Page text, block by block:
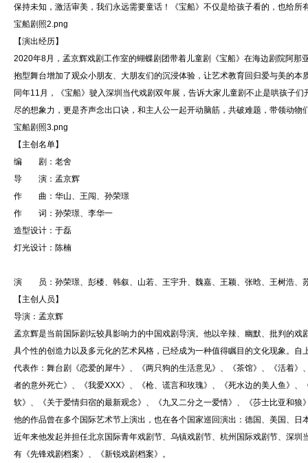
保持未知，激活审美，我们永远需要童话！《宝船》不仅是给孩子看的，也给
宝船剧照2.png
【演出经历】
2020年8月，孟京辉戏剧工作室的蝴蝶剧团带着儿童剧《宝船》在海边剧院阿
抱型舞台增加了观众小朋友、大朋友们的沉浸体验，让艺术教育回归爱与美的本
同年11月，《宝船》驶入深圳当代戏剧双年展，告诉大家儿童剧不止是哄孩子
尽的想象力，更是齐声念出口诀，和主人公一起开动脑筋，共破难题，带领动物
宝船剧照3.png
【主创名单】
编 剧：老舍
导 演：孟京辉
作 曲：华山、王闯、孙荣璟
作 词：孙荣璟、李华一
造型设计：于磊
灯光设计：陈楠
演 员：孙荣璟、彭楼、韩叙、山若、王宇升、魏嘉、王颖、张晗、王树浩、
【主创人员】
导演：孟京辉
孟京辉是当前国际剧坛较具影响力的中国戏剧导演。他以辛辣、幽默、批判的
具个性的创造力以及多元化的艺术风格，已经成为一种值得瞩目的文化现象。
代表作：舞台剧《恋爱的犀牛》、《两只狗的生活意见》、《茶馆》、《活着
者的意外死亡》、《我爱XXX》、《枪、谎言和玫瑰》、《死水边的美人鱼》
软》、《关于爱情归宿的最新观念》、《九又二分之一爱情》、《莎士比亚和狼
他的作品曾在多个国际艺术节上演出，也在各个国家巡回演出：德国、美国、
近年来他发起并担任北京国际青年戏剧节、乌镇戏剧节、杭州国际戏剧节、深
有《先锋戏剧档案》、《新锐戏剧档案》。